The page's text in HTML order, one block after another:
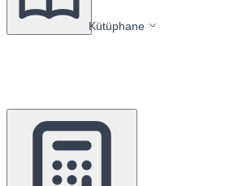
Kütüphane